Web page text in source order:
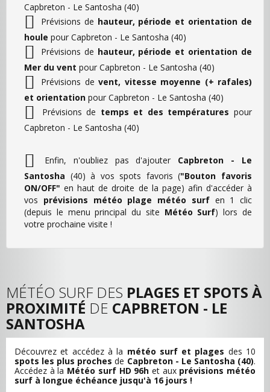
Capbreton - Le Santosha (40)
Prévisions de hauteur, période et orientation de
houle pour Capbreton - Le Santosha (40)
Prévisions de hauteur, période et orientation de
Mer du vent pour Capbreton - Le Santosha (40)
Prévisions devent, vitesse moyenne (+ rafales)
et orientation pour Capbreton - Le Santosha (40)
Prévisions de temps et des températures pour
Capbreton - Le Santosha (40)
Enfin, n'oubliez pas d'ajouter Capbreton - Le
Santosha (40) à vos spots favoris ("Bouton favoris
ON/OFF" en haut de droite de la page) afin d'accéder à
vos prévisions météo plage météo surfen 1 clic
(depuis le menu principal du site Météo Surf) lors de
votre prochaine visite !
MÉTÉO SURF DES PLAGES ET SPOTS À
PROXIMITÉ DE CAPBRETON - LE
SANTOSHA
Découvrez et accédez à la météo surf et plages des 10
spots les plus proches de Capbreton - Le Santosha (40).
Accédez à la Météo surf HD 96h et aux prévisions météo
surf à longue échéance jusqu'à 16 jours !